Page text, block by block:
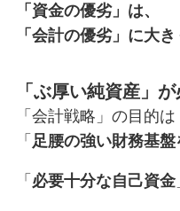
「資金の優劣」は、
「会計の優劣」に大
「ぶ厚い純資産」
「会計戦略」の目的は
「 足腰の強い財務基
「 必要十分な自己資金